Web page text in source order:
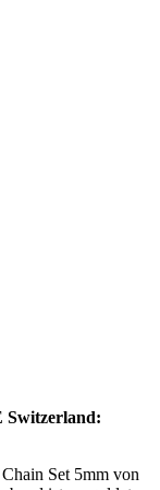
Switzerland:
Set 5mm von